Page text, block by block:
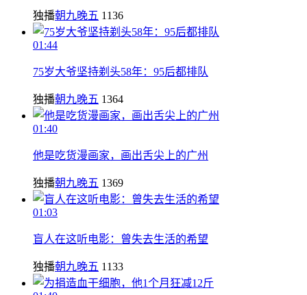
独播朝九晚五 1136
01:44
75岁大爷坚持剃头58年：95后都排队
独播朝九晚五 1364
01:40
他是吃货漫画家，画出舌尖上的广州
独播朝九晚五 1369
01:03
盲人在这听电影：曾失去生活的希望
独播朝九晚五 1133